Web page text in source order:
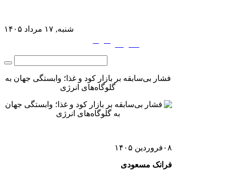
شنبه, ۱۷ مرداد ۱۴۰۵
فشار بی‌سابقه بر بازار کود و غذا؛ وابستگی جهان به
گلوگاه‌های انرژی
۰۸ فروردين ۱۴۰۵
فرانک مسعودی